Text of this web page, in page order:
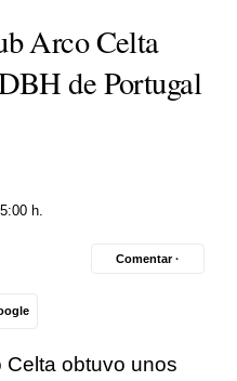
Arco Celta
de Portugal
h.
Comentar ·
Celta obtuvo unos